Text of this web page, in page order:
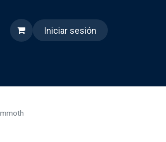
Iniciar sesión